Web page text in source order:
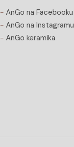
- AnGo na Facebooku
- AnGo na Instagramu
- AnGo keramika